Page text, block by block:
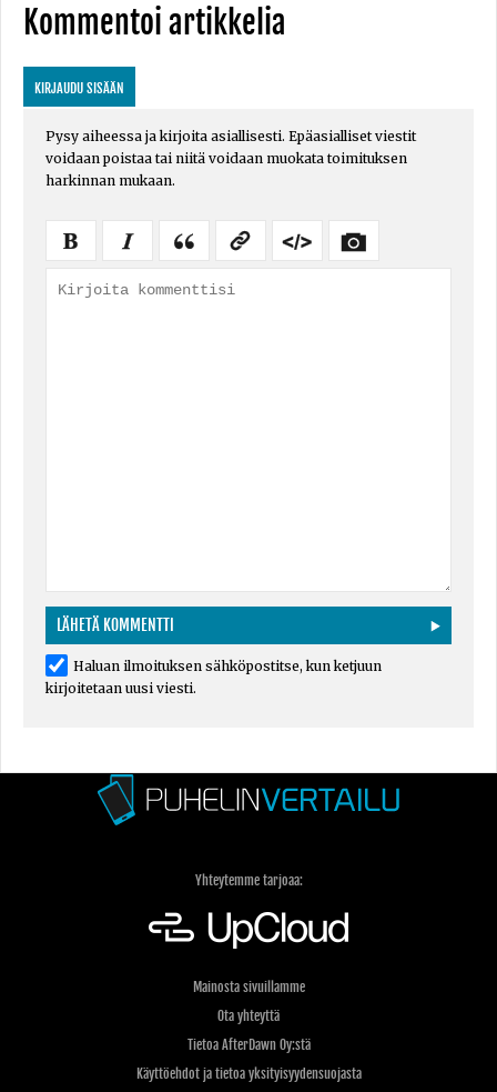
Kommentoi artikkelia
KIRJAUDU SISÄÄN
Pysy aiheessa ja kirjoita asiallisesti. Epäasialliset viestit
voidaan poistaa tai niitä voidaan muokata toimituksen
harkinnan mukaan.
Haluan ilmoituksen sähköpostitse, kun ketjuun
kirjoitetaan uusi viesti.
Yhteytemme tarjoaa:
Mainosta sivuillamme
Ota yhteyttä
Tietoa AfterDawn Oy:stä
Käyttöehdot ja tietoa yksityisyydensuojasta